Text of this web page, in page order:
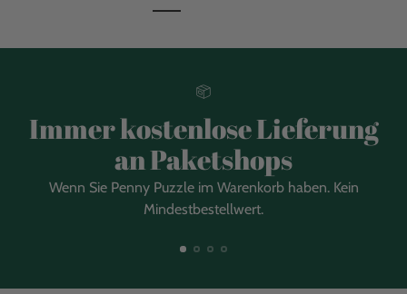
Immer kostenlose Lieferung
an Paketshops
Wenn Sie Penny Puzzle im Warenkorb haben. Kein
Mindestbestellwert.